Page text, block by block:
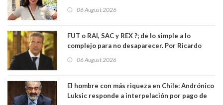
06 August 2026
FUT o RAI, SAC y REX ?; de lo simple a lo
complejo para no desaparecer. Por Ricardo
06 August 2026
El hombre con más riqueza en Chile: Andrónico
Luksic responde a interpelación por pago de